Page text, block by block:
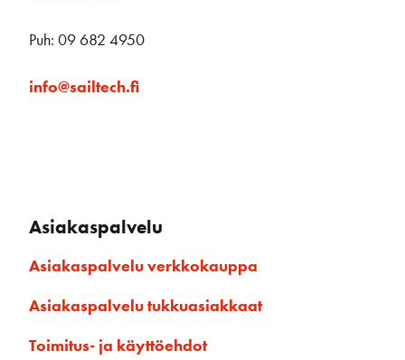
Puh: 09 682 4950
info@sailtech.fi
Asiakaspalvelu
Asiakaspalvelu verkkokauppa
Asiakaspalvelu tukkuasiakkaat
Toimitus- ja käyttöehdot